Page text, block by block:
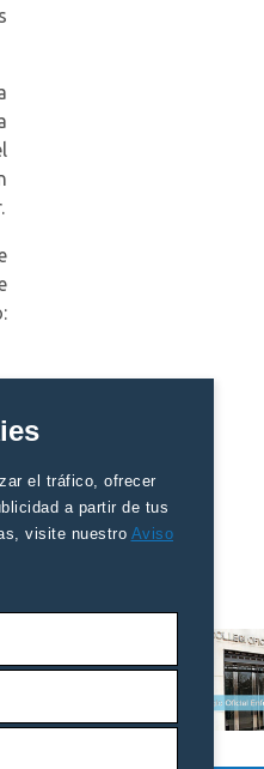
el tráfico, ofrecer
a partir de tus
visite nuestro Aviso